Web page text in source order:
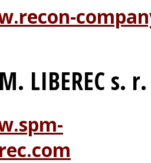
LIBEREC s.